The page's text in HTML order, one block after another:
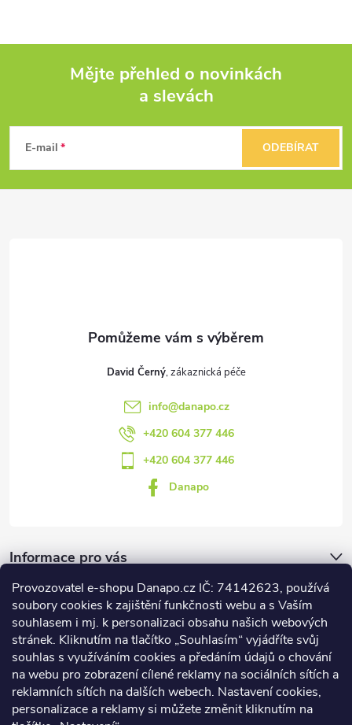
Provozovatel e-shopu Danapo.cz IČ: 74142623, používá
soubory cookies k zajištění funkčnosti webu a s Vaším
souhlasem i mj. k personalizaci obsahu našich webových
stránek. Kliknutím na tlačítko „Souhlasím“ vyjádříte svůj
souhlas s využíváním cookies a předáním údajů o chování
na webu pro zobrazení cílené reklamy na sociálních sítích a
reklamních sítích na dalších webech. Nastavení cookies,
personalizace a reklamy si můžete změnit kliknutím na
p
Mějte přehled o novinkách
a slevách
E-mail ODEBÍRAT
David Černý
info@danapo.cz
+420 604 377 446
+420 604 377 446
Danapo
Informace pro vás
Dotazník
Co upřednosťnujete?
Počet hlasů:437
Facebook